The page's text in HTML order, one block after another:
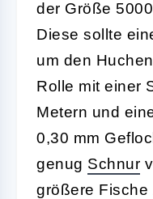
der Größe
Diese sollte
um den
Rolle mit einer
Metern und
0,30 mm
genug Schnur
größere Fische